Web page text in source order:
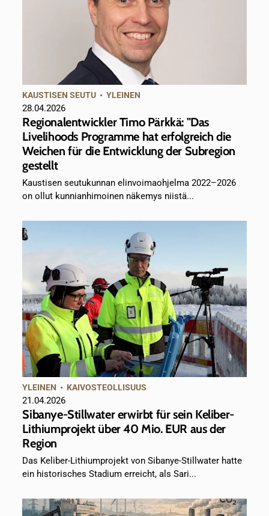
KAUSTISEN SEUTU •YLEINEN
28.04.2026
Regionalentwickler Timo Pärkkä: "Das
Livelihoods Programme hat erfolgreich die
Weichen für die Entwicklung der Subregion
gestellt
Kaustisen seutukunnan elinvoimaohjelma 2022–2026
on ollut kunnianhimoinen näkemys niistä...
YLEINEN • KAIVOSTEOLLISUUS
21.04.2026
Sibanye-Stillwater erwirbt für sein Keliber-
Lithiumprojekt über 40 Mio. EUR aus der
Region
Das Keliber-Lithiumprojekt von Sibanye-Stillwater hatte
ein historisches Stadium erreicht, als Sari...